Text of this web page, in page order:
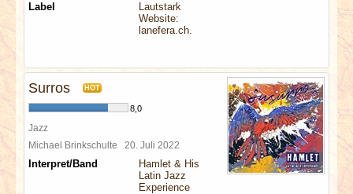
Label
Lautstark
Website:
lanefera.ch.
Surros HOT
8,0
Jazz
Michael Brinkschulte 20. Juli 2022
Interpret/Band
Hamlet & His
Latin Jazz
Experience